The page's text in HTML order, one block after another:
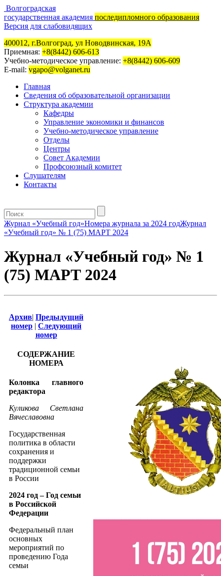
Волгоградская
государственная академия последипломного образования
Версия для слабовидящих
400012, г.Волгоград, ул Новодвинская, 19А
Приемная: +8(8442) 606-613
Учебно-методическое управление: +8(8442) 606-609
E-mail: vgapo@volganet.ru
Главная
Сведения об образовательной организации
Структура академии
Кафедры
Управление экономики и финансов
Учебно-методическое управление
Отделы
Центры
Совет Академии
Профсоюзный комитет
Слушателям
Контакты
Журнал «Учебный год»Номера журнала за 2024 годЖурнал
«Учебный год» № 1 (75) МАРТ 2024
Журнал «Учебный год» № 1
(75) МАРТ 2024
Архив| Предыдущий
номер | Следующий
номер
СОДЕРЖАНИЕ
НОМЕРА
Колонка главного
редактора
Куликова Светлана
Вячеславовна
Государственная
политика в области
сохранения и
поддержки
традиционной семьи
в России
2024 год – Год семьи
в Российской
Федерации
Федеральный план
основных
мероприятий по
проведению Года
семьи